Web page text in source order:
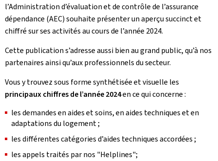
l’Administration d’évaluation et de contrôle de l’assurance
dépendance (AEC) souhaite présenter un aperçu succinct et
chiffré sur ses activités au cours de l’année 2024.
Cette publication s’adresse aussi bien au grand public, qu’à nos
partenaires ainsi qu’aux professionnels du secteur.
Vous y trouvez sous forme synthétisée et visuelle les
principaux chiffres de l’année 2024en ce qui concerne :
les demandes en aides et soins, en aides techniques et en
adaptations du logement ;
les différentes catégories d’aides techniques accordées ;
les appels traités par nos "Helplines";